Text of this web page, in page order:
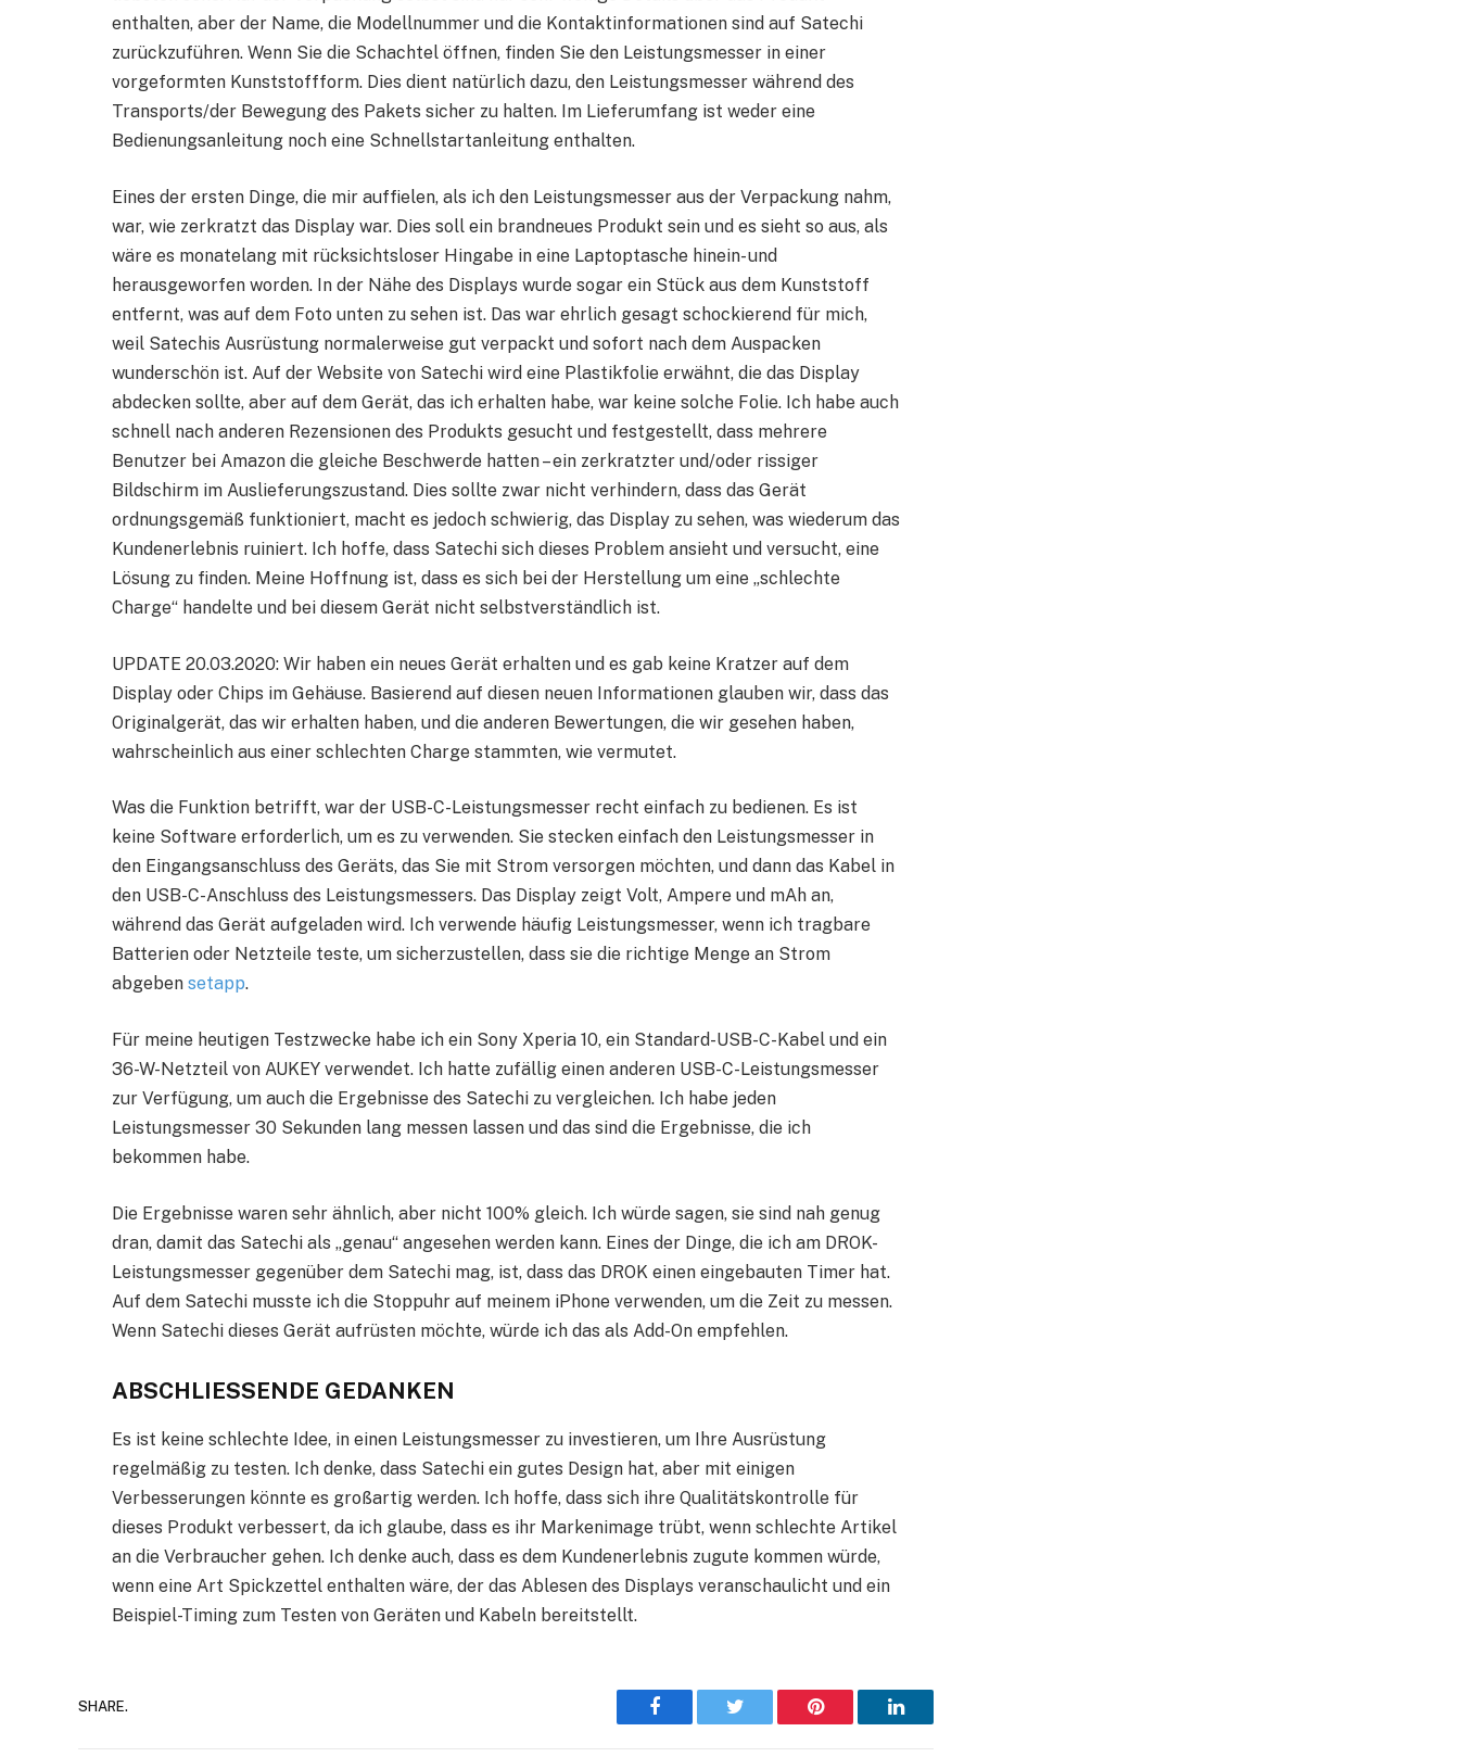
enthalten, aber der Name, die Modellnummer und die Kontaktinformationen sind auf Satechi
zurückzuführen. Wenn Sie die Schachtel öffnen, finden Sie den Leistungsmesser in einer
vorgeformten Kunststoffform. Dies dient natürlich dazu, den Leistungsmesser während des
Transports/der Bewegung des Pakets sicher zu halten. Im Lieferumfang ist weder eine
Bedienungsanleitung noch eine Schnellstartanleitung enthalten.
Eines der ersten Dinge, die mir auffielen, als ich den Leistungsmesser aus der Verpackung nahm,
war, wie zerkratzt das Display war. Dies soll ein brandneues Produkt sein und es sieht so aus, als
wäre es monatelang mit rücksichtsloser Hingabe in eine Laptoptasche hinein- und
herausgeworfen worden. In der Nähe des Displays wurde sogar ein Stück aus dem Kunststoff
entfernt, was auf dem Foto unten zu sehen ist. Das war ehrlich gesagt schockierend für mich,
weil Satechis Ausrüstung normalerweise gut verpackt und sofort nach dem Auspacken
wunderschön ist. Auf der Website von Satechi wird eine Plastikfolie erwähnt, die das Display
abdecken sollte, aber auf dem Gerät, das ich erhalten habe, war keine solche Folie. Ich habe auch
schnell nach anderen Rezensionen des Produkts gesucht und festgestellt, dass mehrere
Benutzer bei Amazon die gleiche Beschwerde hatten – ein zerkratzter und/oder rissiger
Bildschirm im Auslieferungszustand. Dies sollte zwar nicht verhindern, dass das Gerät
ordnungsgemäß funktioniert, macht es jedoch schwierig, das Display zu sehen, was wiederum das
Kundenerlebnis ruiniert. Ich hoffe, dass Satechi sich dieses Problem ansieht und versucht, eine
Lösung zu finden. Meine Hoffnung ist, dass es sich bei der Herstellung um eine „schlechte
Charge“ handelte und bei diesem Gerät nicht selbstverständlich ist.
UPDATE 20.03.2020: Wir haben ein neues Gerät erhalten und es gab keine Kratzer auf dem
Display oder Chips im Gehäuse. Basierend auf diesen neuen Informationen glauben wir, dass das
Originalgerät, das wir erhalten haben, und die anderen Bewertungen, die wir gesehen haben,
wahrscheinlich aus einer schlechten Charge stammten, wie vermutet.
Was die Funktion betrifft, war der USB-C-Leistungsmesser recht einfach zu bedienen. Es ist
keine Software erforderlich, um es zu verwenden. Sie stecken einfach den Leistungsmesser in
den Eingangsanschluss des Geräts, das Sie mit Strom versorgen möchten, und dann das Kabel in
den USB-C-Anschluss des Leistungsmessers. Das Display zeigt Volt, Ampere und mAh an,
während das Gerät aufgeladen wird. Ich verwende häufig Leistungsmesser, wenn ich tragbare
Batterien oder Netzteile teste, um sicherzustellen, dass sie die richtige Menge an Strom
abgeben setapp.
Für meine heutigen Testzwecke habe ich ein Sony Xperia 10, ein Standard-USB-C-Kabel und ein
36-W-Netzteil von AUKEY verwendet. Ich hatte zufällig einen anderen USB-C-Leistungsmesser
zur Verfügung, um auch die Ergebnisse des Satechi zu vergleichen. Ich habe jeden
Leistungsmesser 30 Sekunden lang messen lassen und das sind die Ergebnisse, die ich
bekommen habe.
Die Ergebnisse waren sehr ähnlich, aber nicht 100% gleich. Ich würde sagen, sie sind nah genug
dran, damit das Satechi als „genau“ angesehen werden kann. Eines der Dinge, die ich am DROK-
Leistungsmesser gegenüber dem Satechi mag, ist, dass das DROK einen eingebauten Timer hat.
Auf dem Satechi musste ich die Stoppuhr auf meinem iPhone verwenden, um die Zeit zu messen.
Wenn Satechi dieses Gerät aufrüsten möchte, würde ich das als Add-On empfehlen.
ABSCHLIESSENDE GEDANKEN
Es ist keine schlechte Idee, in einen Leistungsmesser zu investieren, um Ihre Ausrüstung
regelmäßig zu testen. Ich denke, dass Satechi ein gutes Design hat, aber mit einigen
Verbesserungen könnte es großartig werden. Ich hoffe, dass sich ihre Qualitätskontrolle für
dieses Produkt verbessert, da ich glaube, dass es ihr Markenimage trübt, wenn schlechte Artikel
an die Verbraucher gehen. Ich denke auch, dass es dem Kundenerlebnis zugute kommen würde,
wenn eine Art Spickzettel enthalten wäre, der das Ablesen des Displays veranschaulicht und ein
Beispiel-Timing zum Testen von Geräten und Kabeln bereitstellt.
SHARE.
Facebook Twitter Pinterest LinkedIn